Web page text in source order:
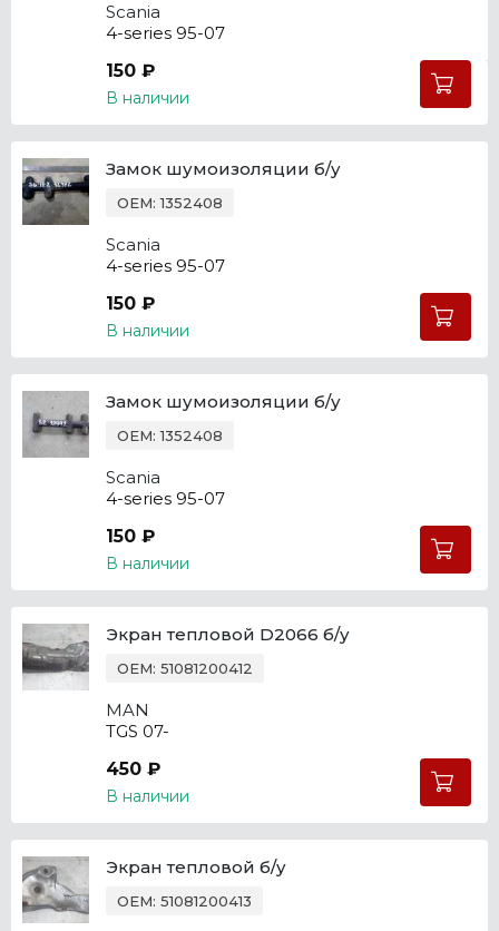
Scania
4-series 95-07
150 ₽
В наличии
Замок шумоизоляции б/у
OEM: 1352408
Scania
4-series 95-07
150 ₽
В наличии
Замок шумоизоляции б/у
OEM: 1352408
Scania
4-series 95-07
150 ₽
В наличии
Экран тепловой D2066 б/у
OEM: 51081200412
MAN
TGS 07-
450 ₽
В наличии
Экран тепловой б/у
OEM: 51081200413